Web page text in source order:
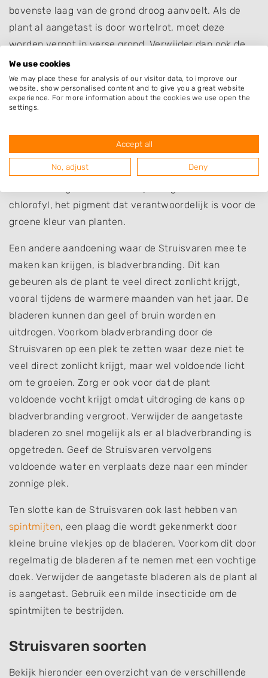
bovenste laag van de grond droog aanvoelt. Als de
plant al aangetast is door wortelrot, moet deze
worden verpot in verse grond. Verwijder dan ook de
rotte wortels om verspreiding te voorkomen.
Een andere ziekte van de Struisvaren is bladvergeling
en afsterven. Bladvergeling is een aandoening waarbij
hun normale groene kleur behouden. Dit kan komen
door: ziekten, plagen, slechte voeding, te veel of te
weinig water en stress. Worden de bladeren van de
chlorofyl, het pigment dat verantwoordelijk is voor de
groene kleur van planten.
Een andere aandoening waar de Struisvaren mee te
maken kan krijgen, is bladverbranding. Dit kan
gebeuren als de plant te veel direct zonlicht krijgt,
vooral tijdens de warmere maanden van het jaar. De
bladeren kunnen dan geel of bruin worden en
uitdrogen. Voorkom bladverbranding door de
Struisvaren op een plek te zetten waar deze niet te
veel direct zonlicht krijgt, maar wel voldoende licht
om te groeien. Zorg er ook voor dat de plant
voldoende vocht krijgt omdat uitdroging de kans op
bladverbranding vergroot. Verwijder de aangetaste
bladeren zo snel mogelijk als er al bladverbranding is
opgetreden. Geef de Struisvaren vervolgens
voldoende water en verplaats deze naar een minder
zonnige plek.
Ten slotte kan de Struisvaren ook last hebben van
spintmijten, een plaag die wordt gekenmerkt door
kleine bruine vlekjes op de bladeren. Voorkom dit door
regelmatig de bladeren af te nemen met een vochtige
doek. Verwijder de aangetaste bladeren als de plant al
is aangetast. Gebruik een milde insecticide om de
spintmijten te bestrijden.
Struisvaren soorten
Bekijk hieronder een overzicht van de verschillende
We use cookies
We may place these for analysis of our visitor data, to improve our
website, show personalised content and to give you a great website
experience. For more information about the cookies we use open the
settings.
Accept all
No, adjust Deny